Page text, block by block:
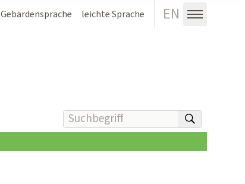
Gebärdensprache leichte Sprache EN
Menü
Suchbegriff(e) eingeben
suchen